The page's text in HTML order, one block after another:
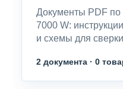
Документы PDF по
7000 W:
и схемы для
2 документа · 0